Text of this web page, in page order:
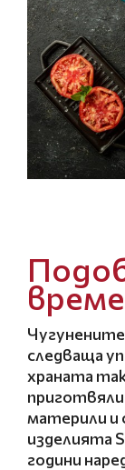
следваща
храната
материли и
изделията
години